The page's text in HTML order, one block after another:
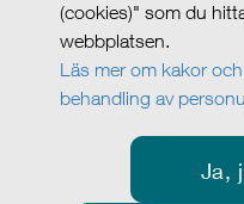
(cookies)" som du
webbplatsen.
Läs mer om kakor
behandling av
Ja,